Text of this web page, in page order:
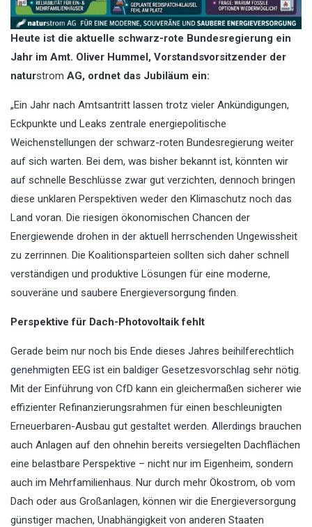
Heute ist die aktuelle schwarz-rote Bundesregierung ein
Jahr im Amt. Oliver Hummel, Vorstandsvorsitzender der
naturstrom AG, ordnet das Jubiläum ein:
„Ein Jahr nach Amtsantritt lassen trotz vieler Ankündigungen,
Eckpunkte und Leaks zentrale energiepolitische
Weichenstellungen der schwarz-roten Bundesregierung weiter
auf sich warten. Bei dem, was bisher bekannt ist, könnten wir
auf schnelle Beschlüsse zwar gut verzichten, dennoch bringen
diese unklaren Perspektiven weder den Klimaschutz noch das
Land voran. Die riesigen ökonomischen Chancen der
Energiewende drohen in der aktuell herrschenden Ungewissheit
zu zerrinnen. Die Koalitionsparteien sollten sich daher schnell
verständigen und produktive Lösungen für eine moderne,
souveräne und saubere Energieversorgung finden.
Perspektive für Dach-Photovoltaik fehlt
Gerade beim nur noch bis Ende dieses Jahres beihilferechtlich
genehmigten EEG ist ein baldiger Gesetzesvorschlag sehr nötig.
Mit der Einführung von CfD kann ein gleichermaßen sicherer wie
effizienter Refinanzierungsrahmen für einen beschleunigten
Erneuerbaren-Ausbau gut gestaltet werden. Allerdings brauchen
auch Anlagen auf den ohnehin bereits versiegelten Dachflächen
eine belastbare Perspektive – nicht nur im Eigenheim, sondern
auch im Mehrfamilienhaus. Nur durch mehr Ökostrom, ob vom
Dach oder aus Großanlagen, können wir die Energieversorgung
günstiger machen, Unabhängigkeit von anderen Staaten